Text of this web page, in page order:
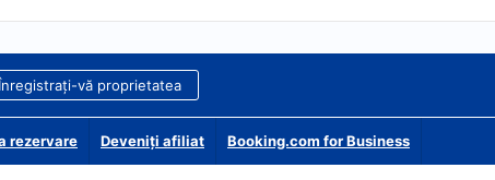
vă proprietatea
rezervare Deveniţi afiliat Booking.com for Business